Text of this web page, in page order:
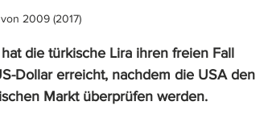
2009 (2017)
die türkische Lira ihren freien Fall
Dollar erreicht, nachdem die USA den
Markt überprüfen werden.